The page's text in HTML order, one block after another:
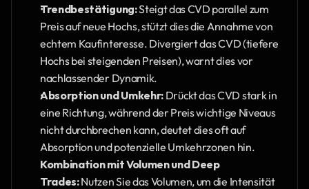
Trendbestätigung: Steigt das CVD parallel zum
Preis auf neue Hochs, stützt dies die Annahme von
echtem Kaufinteresse. Divergiert das CVD (tiefere
Hochs bei steigenden Preisen), warnt dies vor
nachlassender Dynamik.
Absorption und Umkehr: Drückt das CVD stark in
eine Richtung, während der Preis wichtige Niveaus
nicht durchbrechen kann, deutet dies oft auf
Absorption und potenzielle Umkehrzonen hin.
Kombination mit Volumen und Deep
Trades: Nutzen Sie das Volumen, um die Intensität